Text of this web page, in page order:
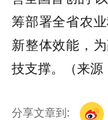
筹部署全省农
新整体效能，
技支撑。（来源
分享文章到: